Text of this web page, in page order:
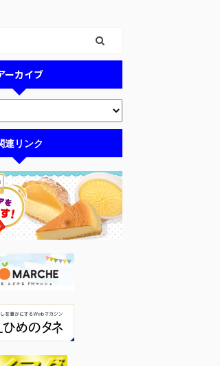
ーカイブ
連リンク